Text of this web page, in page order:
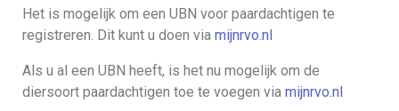
Het is mogelijk om een UBN voor paardachtigen te
registreren. Dit kunt u doen via mijnrvo.nl
Als u al een UBN heeft, is het nu mogelijk om de
diersoort paardachtigen toe te voegen via mijnrvo.nl